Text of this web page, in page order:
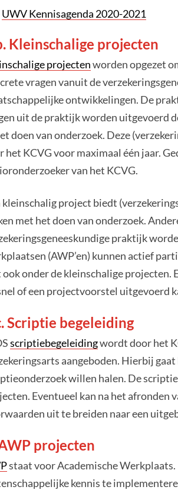
UWV Kennisagenda 2020-2021
Kleinschalige projecten
projectenworden opgezet
vragen vanuit de
ontwikkelingen. De
uit de praktijk worden uitgevoerd
doen van onderzoek. Deze
het KCVG voor maximaal één jaar.
van het KCVG.
kleinschalig project biedt
met het doen van onderzoek.
praktijk
(AWP’en) kunnen actief
onder de kleinschalige projecten.
of een projectvoorstel uitgevoerd
Scriptie begeleiding
scriptiebegeleidingwordt door het
aangeboden. Hierbij
willen halen. De
Eventueel kan na het afronden
uit te breiden naar een
projecten
staat voor Academische
kennis te